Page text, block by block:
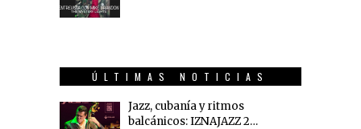
ÚLTIMAS NOTICIAS
Jazz, cubanía y ritmos
balcánicos: IZNAJAZZ 2…